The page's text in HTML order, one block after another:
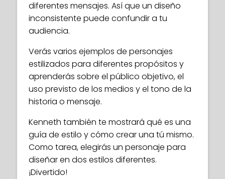
diferentes mensajes. Así que un diseño
inconsistente puede confundir a tu
audiencia.
Verás varios ejemplos de personajes
estilizados para diferentes propósitos y
aprenderás sobre el público objetivo, el
uso previsto de los medios y el tono de la
historia o mensaje.
Kenneth también te mostrará qué es una
guía de estilo y cómo crear una tú mismo.
Como tarea, elegirás un personaje para
diseñar en dos estilos diferentes.
¡Divertido!